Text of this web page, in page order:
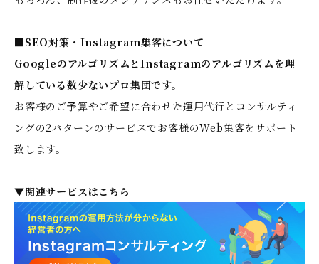
■SEO対策・Instagram集客について
GoogleのアルゴリズムとInstagramのアルゴリズムを理
解している数少ないプロ集団です。
お客様のご予算やご希望に合わせた運用代行とコンサルティ
ングの2パターンのサービスでお客様のWeb集客をサポート
致します。
▼関連サービスはこちら